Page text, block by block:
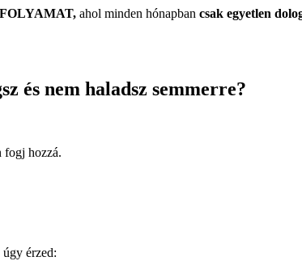
ahol minden hónapban csak egyetlen
és nem haladsz semmerre?
fogj hozzá.
érzed: